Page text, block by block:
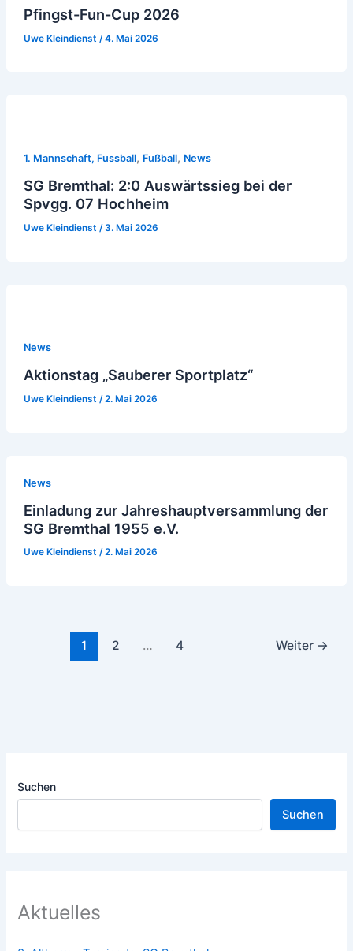
Pfingst-Fun-Cup 2026
Uwe Kleindienst /4. Mai 2026
1. Mannschaft, Fussball, Fußball, News
SG Bremthal: 2:0 Auswärtssieg bei der
Spvgg. 07 Hochheim
Uwe Kleindienst /3. Mai 2026
News
Aktionstag „Sauberer Sportplatz“
Uwe Kleindienst /2. Mai 2026
News
Einladung zur Jahreshauptversammlung der
SG Bremthal 1955 e.V.
Uwe Kleindienst /2. Mai 2026
1 2 … 4 Weiter →
Suchen
Suchen
Aktuelles